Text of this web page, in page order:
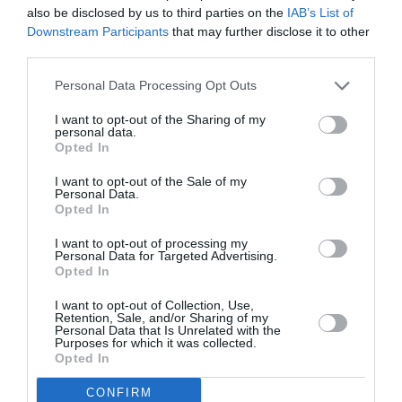
also be disclosed by us to third parties on the IAB’s List of
Downstream Participants that may further disclose it to other
Personal Data Processing Opt Outs
I want to opt-out of the Sharing of my
personal data.
Opted In
I want to opt-out of the Sale of my
Personal Data.
Opted In
I want to opt-out of processing my
Personal Data for Targeted Advertising.
Opted In
I want to opt-out of Collection, Use,
Retention, Sale, and/or Sharing of my
Personal Data that Is Unrelated with the
Purposes for which it was collected.
Opted In
CONFIRM
ΤΕΧΝΕΣ / ΝΕΑ
Οι Εναργείς
Σιωπές του Γ.Τ.:
στην gallery
genesis
Λουδοβίκος των
Ανωγείων –
ξεστράτισε και
σκόνταψε στο
gallery genesis
1 Επόμενη ❯